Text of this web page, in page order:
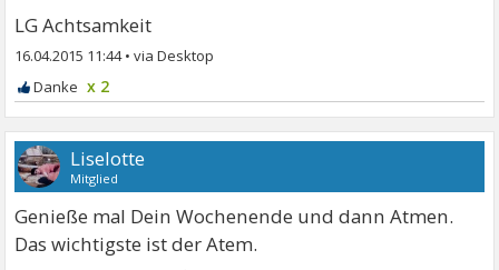
LG Achtsamkeit
16.04.2015 11:44•
x 2
Liselotte
Mitglied
Genieße mal Dein Wochenende und dann Atmen.
Das wichtigste ist der Atem.